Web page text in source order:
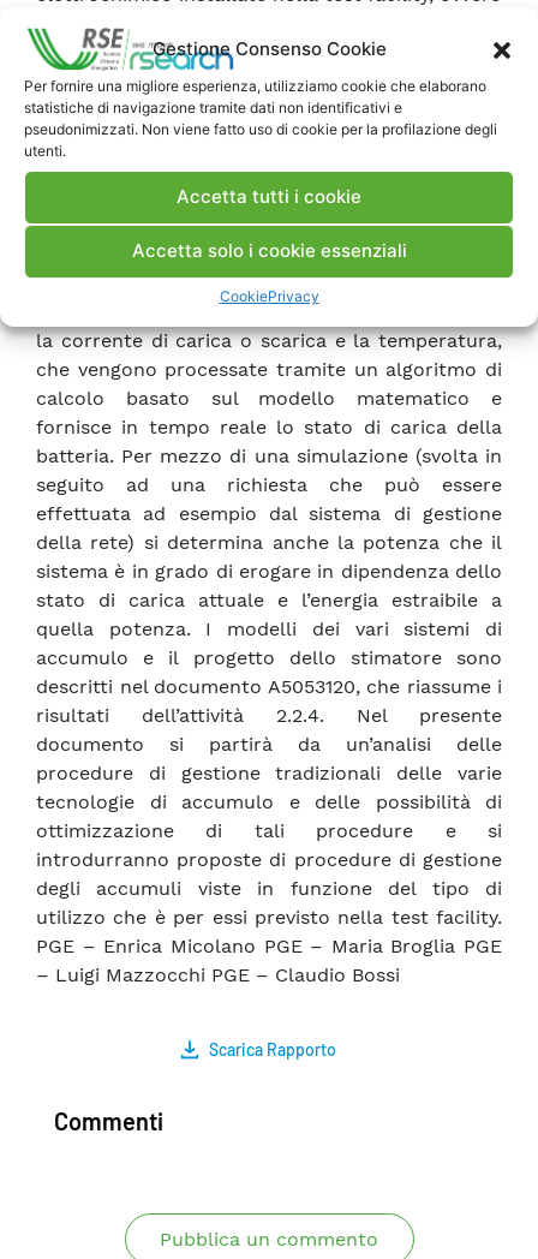
Gestione Consenso Cookie
Per fornire una migliore esperienza, utilizziamo cookie che elaborano
statistiche di navigazione tramite dati non identificativi e
pseudonimizzati. Non viene fatto uso di cookie per la profilazione degli
utenti.
Accetta tutti i cookie
Accetta solo i cookie essenziali
CookiePrivacy
la batteria di accumulatori al piombo ermetici, la
batteria sodio/cloruro di nichel (ZEBRA™) e la
batteria Redox a circolazione di elettrolita. La
test facility è una rete sperimentale di
generazione distribuita realizzata al CESI
nell’ambito del progetto di Ricerca di Sistema
GENDIS 21. Nel documento è riportata una breve
descrizione di tale rete. Lo sviluppo dei modelli
ha portato alla realizzazione di uno stimatore
dello stato di carica delle tre tecnologie di
accumulo elencate. Lo stimatore ha in ingresso
la corrente di carica o scarica e la temperatura,
che vengono processate tramite un algoritmo di
calcolo basato sul modello matematico e
fornisce in tempo reale lo stato di carica della
batteria. Per mezzo di una simulazione (svolta in
seguito ad una richiesta che può essere
effettuata ad esempio dal sistema di gestione
della rete) si determina anche la potenza che il
sistema è in grado di erogare in dipendenza dello
stato di carica attuale e l’energia estraibile a
quella potenza. I modelli dei vari sistemi di
accumulo e il progetto dello stimatore sono
descritti nel documento A5053120, che riassume i
risultati dell’attività 2.2.4. Nel presente
documento si partirà da un’analisi delle
procedure di gestione tradizionali delle varie
tecnologie di accumulo e delle possibilità di
ottimizzazione di tali procedure e si
introdurranno proposte di procedure di gestione
degli accumuli viste in funzione del tipo di
utilizzo che è per essi previsto nella test facility.
PGE – Enrica Micolano PGE – Maria Broglia PGE
– Luigi Mazzocchi PGE – Claudio Bossi
Scarica Rapporto
Commenti
Pubblica un commento